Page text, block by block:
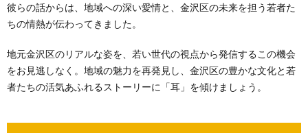
彼らの話からは、地域への深い愛情と、金沢区の未来を担う若者た
ちの情熱が伝わってきました。
地元金沢区のリアルな姿を、若い世代の視点から発信するこの機会
をお見逃しなく。地域の魅力を再発見し、金沢区の豊かな文化と若
者たちの活気あふれるストーリーに「耳」を傾けましょう。